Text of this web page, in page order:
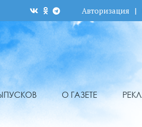
Авторизация |
О ГАЗЕТЕ